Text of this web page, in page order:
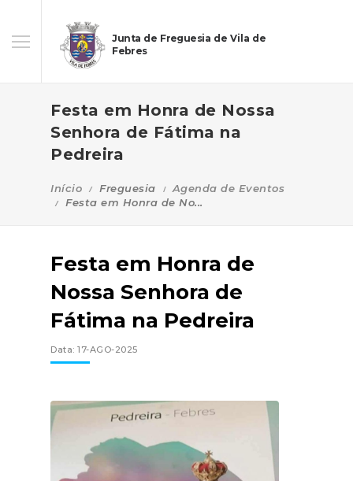
Junta de Freguesia de Vila de
Febres
Festa em Honra de Nossa
Senhora de Fátima na
Pedreira
Início Freguesia
Agenda de Eventos
Festa em Honra de No...
Festa em Honra de
Nossa Senhora de
Fátima na Pedreira
Data: 17-AGO-2025